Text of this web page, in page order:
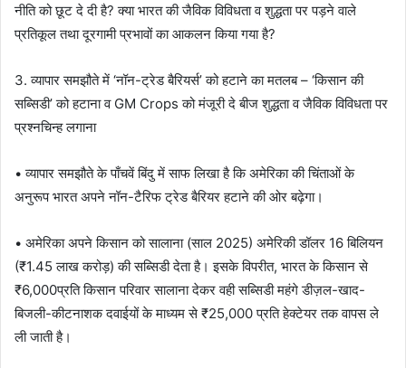
नीति को छूट दे दी है? क्या भारत की जैविक विविधता व शुद्धता पर पड़ने वाले
प्रतिकूल तथा दूरगामी प्रभावों का आकलन किया गया है?
3. व्यापार समझौते में ‘नॉन-ट्रेड बैरियर्स’ को हटाने का मतलब – ‘किसान की
सब्सिडी’ को हटाना व GM Crops को मंजूरी दे बीज शुद्धता व जैविक विविधता पर
प्रश्नचिन्ह लगाना
• व्यापार समझौते के पाँचवें बिंदु में साफ लिखा है कि अमेरिका की चिंताओं के
अनुरूप भारत अपने नॉन-टैरिफ ट्रेड बैरियर हटाने की ओर बढ़ेगा।
• अमेरिका अपने किसान को सालाना (साल 2025) अमेरिकी डॉलर 16 बिलियन
(₹1.45 लाख करोड़) की सब्सिडी देता है। इसके विपरीत, भारत के किसान से
₹6,000प्रति किसान परिवार सालाना देकर वही सब्सिडी महंगे डीज़ल-खाद-
बिजली-कीटनाशक दवाईयों के माध्यम से ₹25,000 प्रति हेक्टेयर तक वापस ले
ली जाती है।